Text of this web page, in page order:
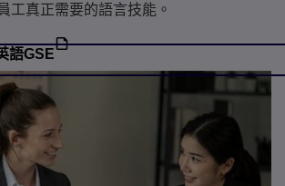
工真正需要的語言技能。
語GSE